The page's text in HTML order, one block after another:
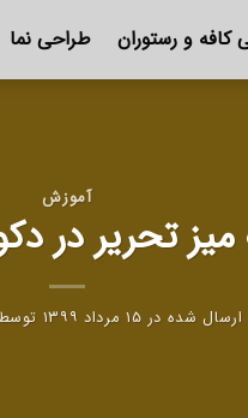
کافه و رستوران طراحی نما
آموزش
تحریر در
ارسال شده در ۱۵ مرداد ۱۳۹۹